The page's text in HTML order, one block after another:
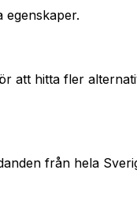
egenskaper.
att hitta fler
från hela